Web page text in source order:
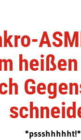
*pssshhhhht!*